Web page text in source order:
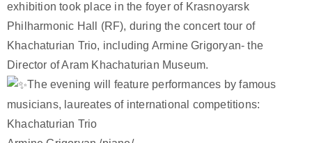
exhibition took place in the foyer of Krasnoyarsk
Philharmonic Hall (RF), during the concert tour of
Khachaturian Trio, including Armine Grigoryan- the
Director of Aram Khachaturian Museum.
The evening will feature performances by famous
musicians, laureates of international competitions:
Khachaturian Trio